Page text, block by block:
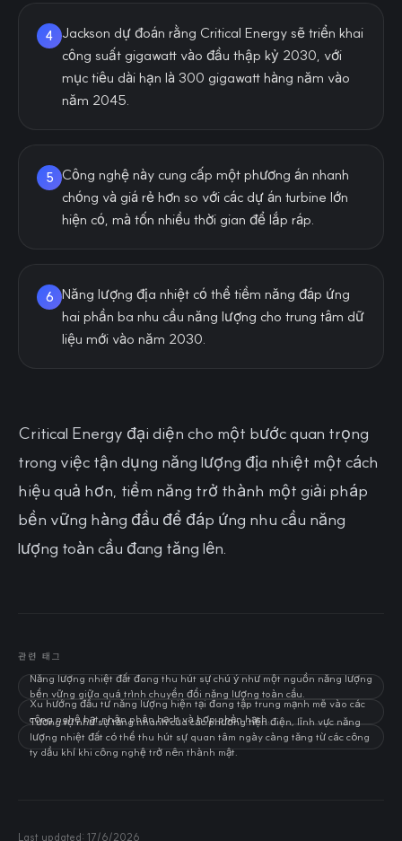
4
Jackson dự đoán rằng Critical Energy sẽ triển khai
công suất gigawatt vào đầu thập kỷ 2030, với
mục tiêu dài hạn là 300 gigawatt hàng năm vào
năm 2045.
5
Công nghệ này cung cấp một phương án nhanh
chóng và giá rẻ hơn so với các dự án turbine lớn
hiện có, mà tốn nhiều thời gian để lắp ráp.
6 Năng lượng địa nhiệt có thể tiềm năng đáp ứng
hai phần ba nhu cầu năng lượng cho trung tâm dữ
liệu mới vào năm 2030.
Critical Energy đại diện cho một bước quan trọng
trong việc tận dụng năng lượng địa nhiệt một cách
hiệu quả hơn, tiềm năng trở thành một giải pháp
bền vững hàng đầu để đáp ứng nhu cầu năng
lượng toàn cầu đang tăng lên.
관련 태그
Năng lượng nhiệt đất đang thu hút sự chú ý như một nguồn năng lượng
bền vững giữa quá trình chuyển đổi năng lượng toàn cầu.
Xu hướng đầu tư năng lượng hiện tại đang tập trung mạnh mẽ vào các
công nghệ hạt nhân phân hạch và hợp phản hạch.
Tương tự như sự tăng nhanh của các phương tiện điện, lĩnh vực năng
lượng nhiệt đất có thể thu hút sự quan tâm ngày càng tăng từ các công
ty dầu khí khi công nghệ trở nên thành mật.
Last updated: 17/6/2026